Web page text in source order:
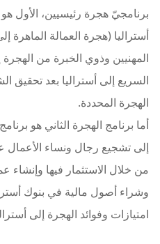
برنامجيّ هجرة رئيسيين، الأول
أستراليا (هجرة العمالة الماهرة
المهنيين وذوي الخبرة من
السريع إلى أستراليا بعد تحقيق
الهجرة المحددة.
أما برنامج الهجرة الثاني هو
إلى تشجيع رجال ونساء الأعمال
من خلال الاستثمار فيها وإنشاء
وشراء أصول مالية في بنوك
امتيازات وفوائد الهجرة إلى